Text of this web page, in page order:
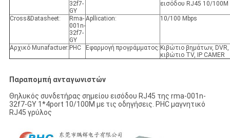
32f7-
GY
εισόδου RJ45 10/100M
Cross&Datasheet:
Rma-
001n-
32f7-
GY
Apllication: 10/100 Mbps
Αρχικό Munafactuer: PHC Εφαρμογή προγράμματος: Κιβώτιο βημάτων, DVR,
κιβώτιο TV, IP CAMER
Παραπομπή ανταγωνιστών
Θηλυκός συνδετήρας σημείου εισόδου RJ45 της rma-001n-
32f7-GY 1*4port 10/100M με τις οδηγήσεις. PHC μαγνητικό
RJ45 γρύλος